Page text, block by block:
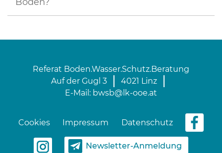
Referat Boden.Wasser.Schutz.Beratung
Auf der Gugl 3
4021 Linz
E-Mail: bwsb@lk-ooe.at
Cookies Impressum Datenschutz
Newsletter-Anmeldung